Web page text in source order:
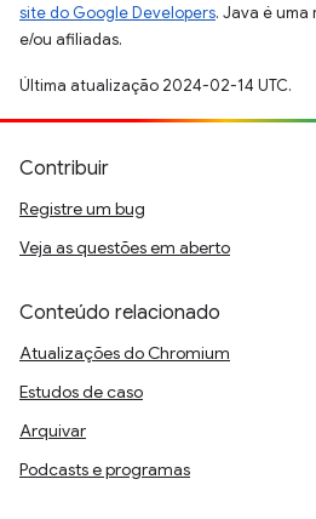
site do Google Developers. Java é
e/ou afiliadas.
Última atualização 2024-02-14 UTC.
Contribuir
Registre um bug
Veja as questões em aberto
Conteúdo relacionado
Atualizações do Chromium
Estudos de caso
Arquivar
Podcasts e programas